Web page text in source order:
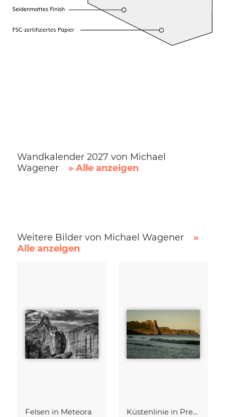
Wandkalender 2027 von Michael
Wagener
» Alle anzeigen
Weitere Bilder von Michael Wagener
»
Alle anzeigen
Felsen in Meteora Küstenlinie in Prembrokeshire, Wales